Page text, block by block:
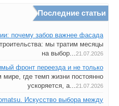
Последние статьи
почему забор важнее фасада
мы тратим месяцы
на выбор...21.07.2026
фронт переезда и не только
мире, где темп жизни постоянно
ускоряется, а...21.07.2026
Искусство выбора между